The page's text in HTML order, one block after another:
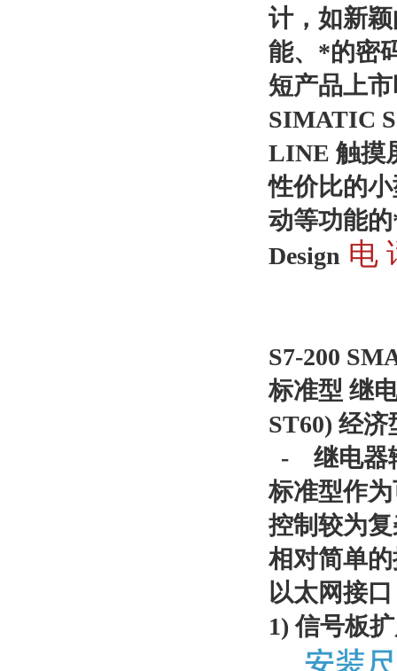
计，如新
能、*的密
短产品上
SIMATIC
LINE 触摸
性价比的
动等功能
Design 电
S7-200
标准型 继
ST60) 经济
- 继电器
标准型作
控制较为
相对简单
以太网接
1) 信号板